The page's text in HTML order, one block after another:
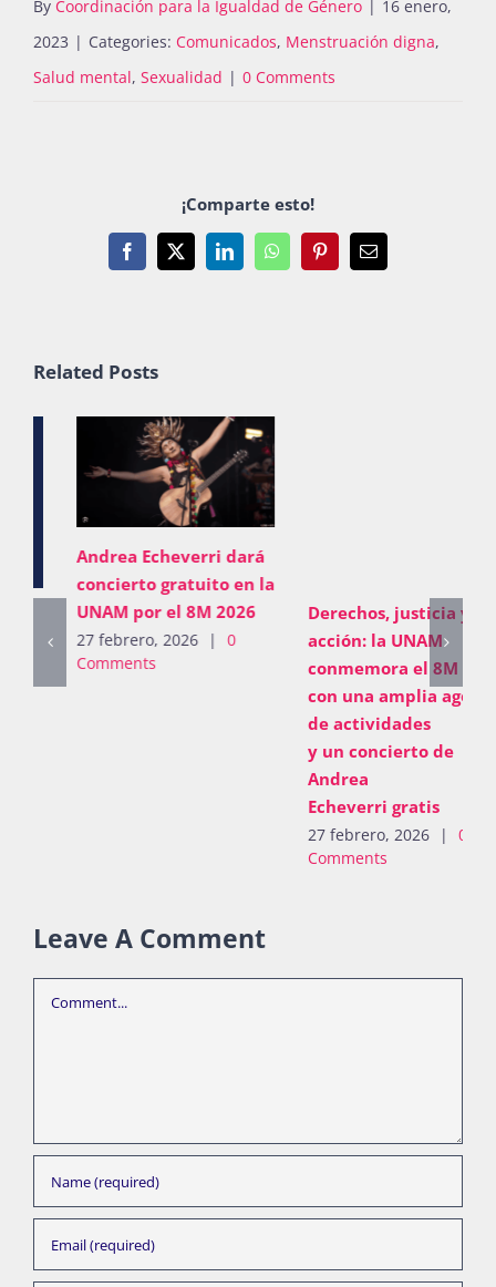
By Coordinación para la Igualdad de Género
16 enero,
2023 | Categories: Comunicados, Menstruación digna,
Salud mental, Sexualidad | 0 Comments
¡Comparte esto!
Facebook
X LinkedInWhatsAppPinterestEmail
Related Posts
Andrea Echeverri dará
concierto gratuito en la
UNAM por el 8M 2026
27 febrero, 2026 | 0
Comments
Derechos, justicia y
acción: la UNAM
conmemora el 8M 2026
con una amplia agenda
de actividades
y un concierto de
Andrea
Echeverri gratis
27 febrero, 2026 | 0
Comments
Leave A Comment
Comment